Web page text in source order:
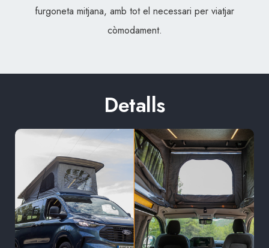
furgoneta mitjana, amb tot el necessari per viatjar
còmodament.
Detalls